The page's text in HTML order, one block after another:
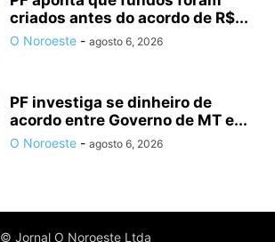
criados antes do acordo de R$...
O Noroeste - agosto 6, 2026
PF investiga se dinheiro de
acordo entre Governo de MT e...
O Noroeste - agosto 6, 2026
© Jornal O Noroeste Ltda